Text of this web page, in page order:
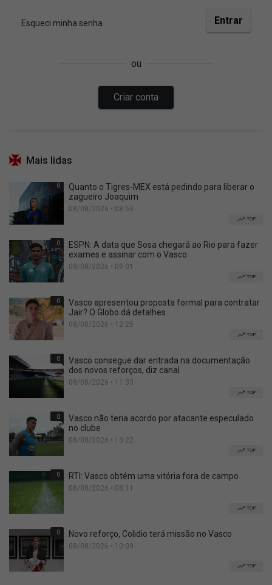
Mais lidas
0
Quanto o Tigres-MEX está pedindo para liberar o
zagueiro Joaquim
08/08/2026 • 08:53
TOP
0
ESPN: A data que Sosa chegará ao Rio para fazer
exames e assinar com o Vasco
08/08/2026 • 09:01
TOP
0
Vasco apresentou proposta formal para contratar
Jair? O Globo dá detalhes
08/08/2026 • 12:25
TOP
0
Vasco consegue dar entrada na documentação
dos novos reforços, diz canal
08/08/2026 • 11:33
TOP
0
Vasco não teria acordo por atacante especulado
no clube
08/08/2026 • 13:22
TOP
0 RTI: Vasco obtém uma vitória fora de campo
08/08/2026 • 08:11
TOP
0 Novo reforço, Colidio terá missão no Vasco
08/08/2026 • 10:09
TOP